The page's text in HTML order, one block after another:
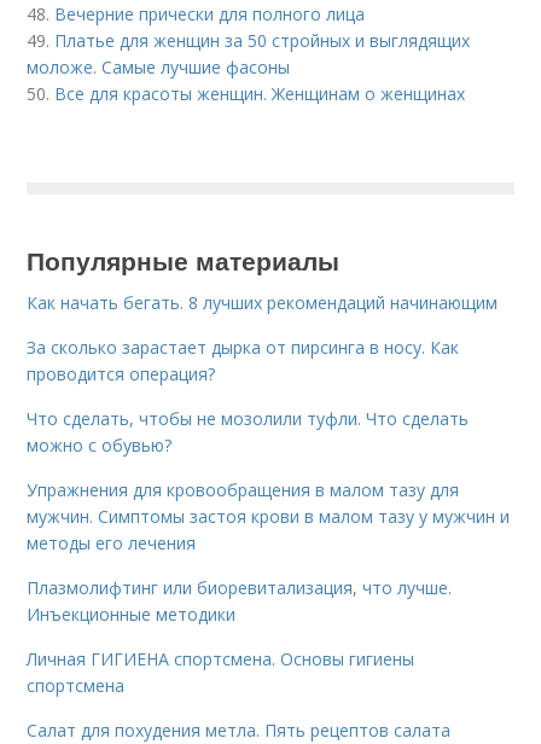
48. Вечерние прически для полного лица
49. Платье для женщин за 50 стройных и выглядящих
моложе. Самые лучшие фасоны
50. Все для красоты женщин. Женщинам о женщинах
Популярные материалы
Как начать бегать. 8 лучших рекомендаций начинающим
За сколько зарастает дырка от пирсинга в носу. Как
проводится операция?
Что сделать, чтобы не мозолили туфли. Что сделать
можно с обувью?
Упражнения для кровообращения в малом тазу для
мужчин. Симптомы застоя крови в малом тазу у мужчин и
методы его лечения
Плазмолифтинг или биоревитализация, что лучше.
Инъекционные методики
Личная ГИГИЕНА спортсмена. Основы гигиены
спортсмена
Салат для похудения метла. Пять рецептов салата